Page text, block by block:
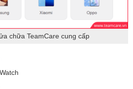
chữa TeamCare cung cấp